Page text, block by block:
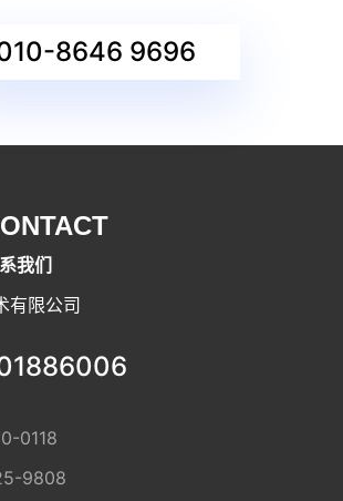
8646 9696
我们
有限公司
0118
9808